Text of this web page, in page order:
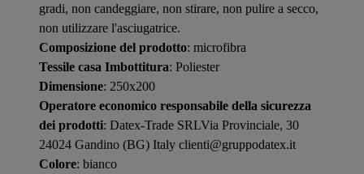
gradi, non candeggiare, non stirare, non pulire a secco,
non utilizzare l'asciugatrice.
Composizione del prodotto: microfibra
Tessile casa Imbottitura: Poliester
Dimensione: 250x200
Operatore economico responsabile della sicurezza
dei prodotti: Datex-Trade SRLVia Provinciale, 30
24024 Gandino (BG) Italy clienti@gruppodatex.it
Colore: bianco